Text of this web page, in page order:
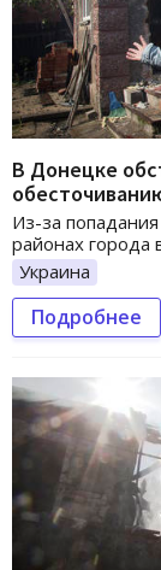
В Донецке
Из-за
районах города
Украина
Подробнее